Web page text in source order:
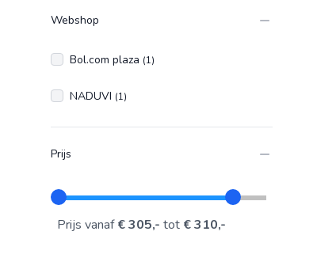
Webshop
Bol.com plaza (1)
NADUVI (1)
Prijs
Prijs vanaf€ 305,- tot € 310,-